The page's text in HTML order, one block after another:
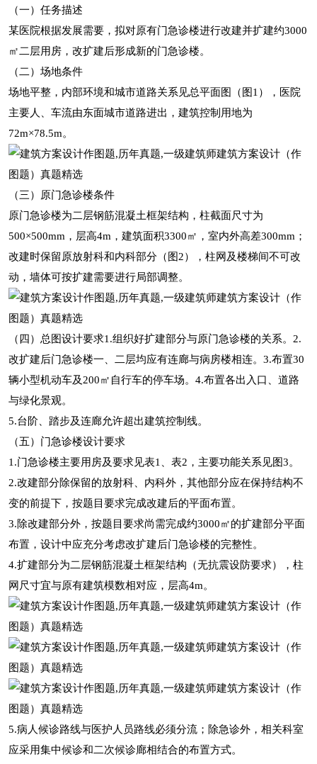
（一）任务描述
某医院根据发展需要，拟对原有门急诊楼进行改建并扩建约3000
㎡二层用房，改扩建后形成新的门急诊楼。
（二）场地条件
场地平整，内部环境和城市道路关系见总平面图（图1），医院
主要人、车流由东面城市道路进出，建筑控制用地为
72m×78.5m。
（三）原门急诊楼条件
原门急诊楼为二层钢筋混凝土框架结构，柱截面尺寸为
500×500mm，层高4m，建筑面积3300㎡，室内外高差300mm；
改建时保留原放射科和内科部分（图2），柱网及楼梯间不可改
动，墙体可按扩建需要进行局部调整。
（四）总图设计要求1.组织好扩建部分与原门急诊楼的关系。2.
改扩建后门急诊楼一、二层均应有连廊与病房楼相连。3.布置30
辆小型机动车及200㎡自行车的停车场。4.布置各出入口、道路
与绿化景观。
5.台阶、踏步及连廊允许超出建筑控制线。
（五）门急诊楼设计要求
1.门急诊楼主要用房及要求见表1、表2，主要功能关系见图3。
2.改建部分除保留的放射科、内科外，其他部分应在保持结构不
变的前提下，按题目要求完成改建后的平面布置。
3.除改建部分外，按题目要求尚需完成约3000㎡的扩建部分平面
布置，设计中应充分考虑改扩建后门急诊楼的完整性。
4.扩建部分为二层钢筋混凝土框架结构（无抗震设防要求），柱
网尺寸宜与原有建筑模数相对应，层高4m。
5.病人候诊路线与医护人员路线必须分流；除急诊外，相关科室
应采用集中候诊和二次候诊廊相结合的布置方式。